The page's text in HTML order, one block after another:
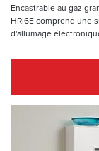
Encastrable au gaz
HRI6E comprend une
d'allumage